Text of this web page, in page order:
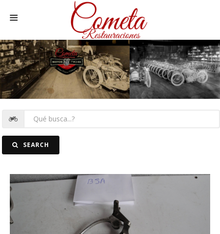
HOME
MOTOS NACIONALES Y OTRAS
REC. MOTOS
FOTOSSEARCH